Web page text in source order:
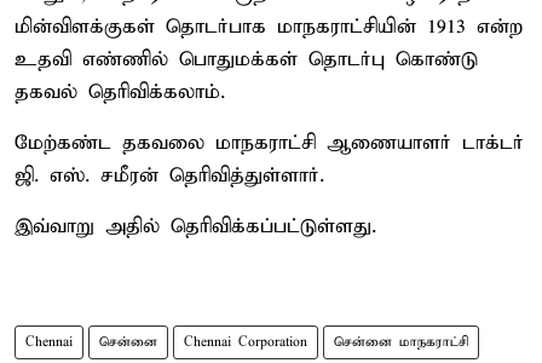
மின்விளக்குகள் தொடர்பாக மாநகராட்சியின் 1913 என்ற
உதவி எண்ணில் பொதுமக்கள் தொடர்பு கொண்டு
தகவல் தெரிவிக்கலாம்.
மேற்கண்ட தகவலை மாநகராட்சி ஆணையாளர் டாக்டர்
ஜி. எஸ். சமீரன் தெரிவித்துள்ளார்.
இவ்வாறு அதில் தெரிவிக்கப்பட்டுள்ளது.
Chennai சென்னை Chennai Corporation சென்னை மாநகராட்சி